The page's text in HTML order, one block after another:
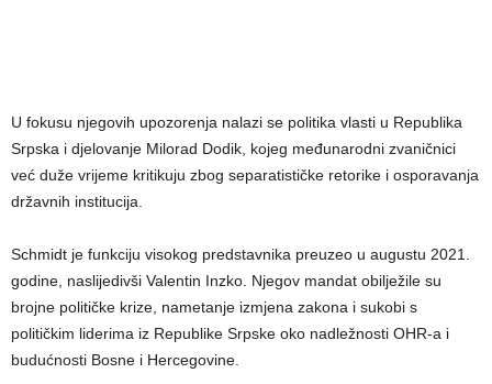
U fokusu njegovih upozorenja nalazi se politika vlasti u Republika
Srpska i djelovanje Milorad Dodik, kojeg međunarodni zvaničnici
već duže vrijeme kritikuju zbog separatističke retorike i osporavanja
državnih institucija.
Schmidt je funkciju visokog predstavnika preuzeo u augustu 2021.
godine, naslijedivši Valentin Inzko. Njegov mandat obilježile su
brojne političke krize, nametanje izmjena zakona i sukobi s
političkim liderima iz Republike Srpske oko nadležnosti OHR-a i
budućnosti Bosne i Hercegovine.